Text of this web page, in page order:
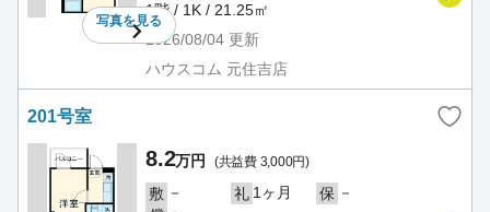
写真を見る
1階 / 1K / 21.25㎡
2026/08/04 更新
ハウスコム 元住吉店
201号室
8.2万円 (共益費 3,000円)
敷 － 礼 1ヶ月 保 －